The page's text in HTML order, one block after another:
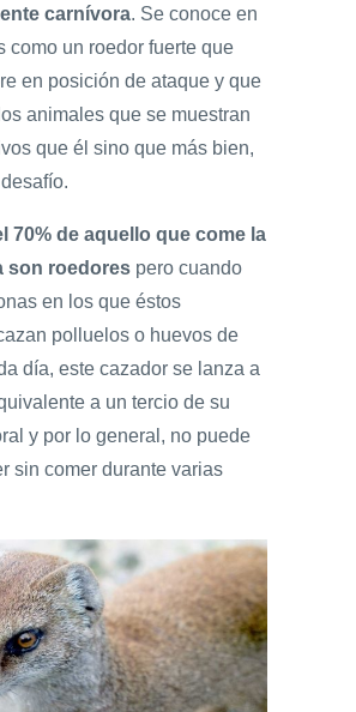
carnívora. Se conoce en
como un roedor fuerte que
en posición de ataque y que
animales que se muestran
que él sino que más bien,
70% de aquello que come la
son roedores pero cuando
en los que éstos
polluelos o huevos de
día, este cazador se lanza a
a un tercio de su
y por lo general, no puede
sin comer durante varias